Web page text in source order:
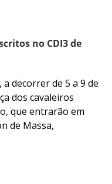
no CDI3 de
a decorrer de 5 a 9 de
dos cavaleiros
que entrarão em
de Massa,